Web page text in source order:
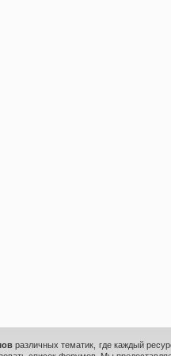
различных тематик, где каждый